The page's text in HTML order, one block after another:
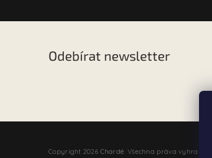
Odebírat newsletter
Copyright 2026 Chardé . Všechna práva vyhrazena.